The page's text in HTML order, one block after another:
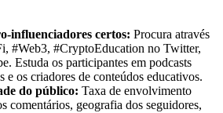
influenciadores certos: Procura através
#Web3, #CryptoEducation no Twitter,
Estuda os participantes em podcasts
e os criadores de conteúdos educativos.
do público: Taxa de envolvimento
comentários, geografia dos seguidores,